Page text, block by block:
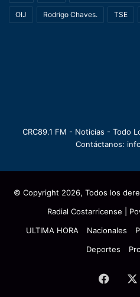
OIJ Rodrigo Chaves. TSE
CRC89.1 FM - Noticias - Todo
Contáctanos:
© Copyright 2026, Todos los
Radial Costarricense |
ULTIMA HORA
Nacionales
Deportes